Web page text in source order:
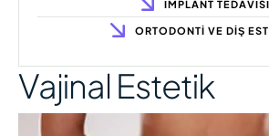
İMPLANT TEDAVISI
ORTODONTI VE DIŞ
Vajinal Estetik